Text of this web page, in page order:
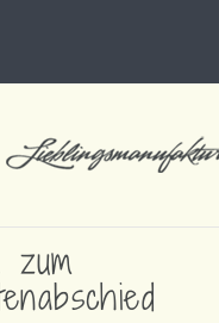
zum